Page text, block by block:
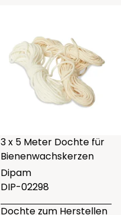
3 x 5 Meter Dochte für
Bienenwachskerzen
Dipam
DIP-02298
Dochte zum Herstellen